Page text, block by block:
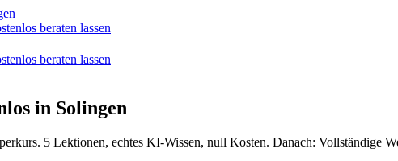
beraten lassen
beraten lassen
in Solingen
5 Lektionen, echtes KI-Wissen, null Kosten. Danach: Vollständige